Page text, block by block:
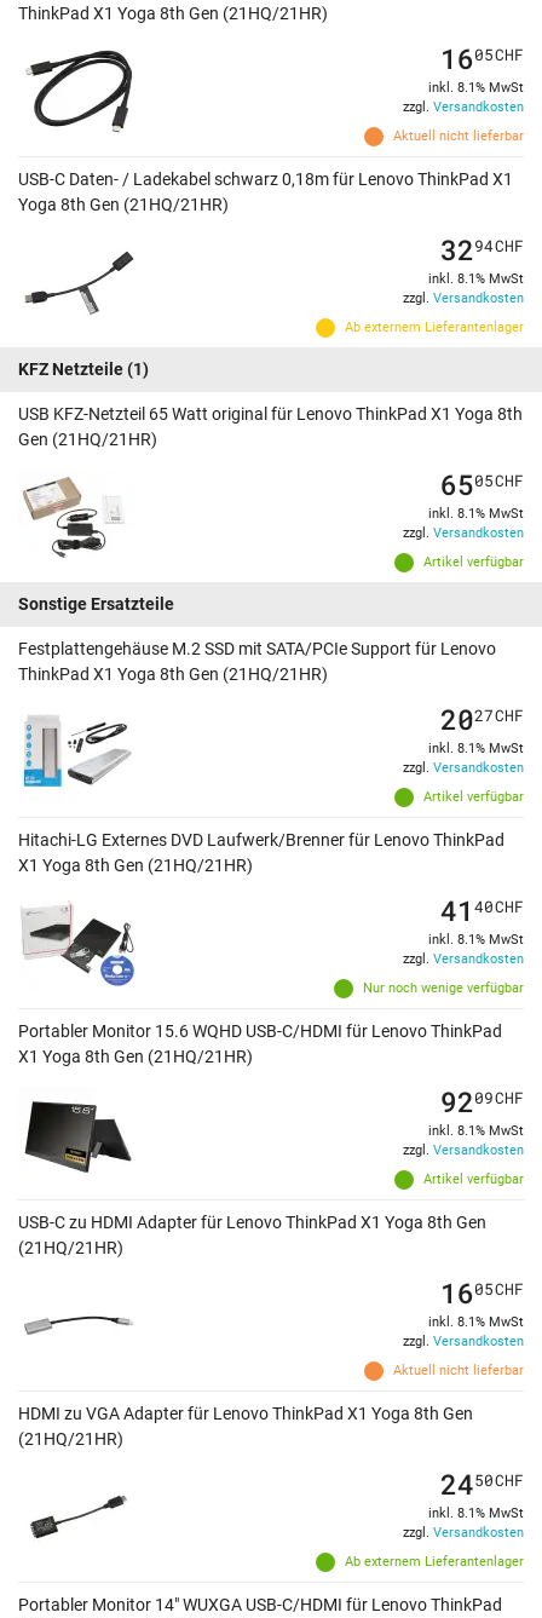
ThinkPad X1 Yoga 8th Gen (21HQ/21HR)
Aktuell nicht lieferbar
1605CHF
inkl. 8.1% MwSt
zzgl. Versandkosten
USB-C Daten- / Ladekabel schwarz 0,18m für Lenovo ThinkPad X1
Yoga 8th Gen (21HQ/21HR)
Ab externem Lieferantenlager
3294CHF
inkl. 8.1% MwSt
zzgl. Versandkosten
KFZ Netzteile(1)
USB KFZ-Netzteil 65 Watt original für Lenovo ThinkPad X1 Yoga 8th
Gen (21HQ/21HR)
Artikel verfügbar
6505CHF
inkl. 8.1% MwSt
zzgl. Versandkosten
Sonstige Ersatzteile
Festplattengehäuse M.2 SSD mit SATA/PCIe Support für Lenovo
ThinkPad X1 Yoga 8th Gen (21HQ/21HR)
Artikel verfügbar
2027CHF
inkl. 8.1% MwSt
zzgl. Versandkosten
Hitachi-LG Externes DVD Laufwerk/Brenner für Lenovo ThinkPad
X1 Yoga 8th Gen (21HQ/21HR)
Nur noch wenige verfügbar
41 40CHF
inkl. 8.1% MwSt
zzgl. Versandkosten
Portabler Monitor 15.6 WQHD USB-C/HDMI für Lenovo ThinkPad
X1 Yoga 8th Gen (21HQ/21HR)
Artikel verfügbar
9209CHF
inkl. 8.1% MwSt
zzgl. Versandkosten
USB-C zu HDMI Adapter für Lenovo ThinkPad X1 Yoga 8th Gen
(21HQ/21HR)
Aktuell nicht lieferbar
1605CHF
inkl. 8.1% MwSt
zzgl. Versandkosten
HDMI zu VGA Adapter für Lenovo ThinkPad X1 Yoga 8th Gen
(21HQ/21HR)
Ab externem Lieferantenlager
2450CHF
inkl. 8.1% MwSt
zzgl. Versandkosten
Portabler Monitor 14" WUXGA USB-C/HDMI für Lenovo ThinkPad